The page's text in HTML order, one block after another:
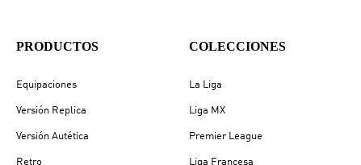
PRODUCTOS
Equipaciones
Versión Replica
Versión Autética
Retro
COLECCIONES
La Liga
Liga MX
Premier League
Liga Francesa